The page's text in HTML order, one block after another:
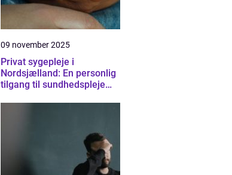
09 november 2025
Privat sygepleje i
Nordsjælland: En personlig
tilgang til sundhedspleje